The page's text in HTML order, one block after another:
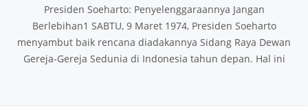
Presiden Soeharto: Penyelenggaraannya Jangan
Berlebihan1 SABTU, 9 Maret 1974, Presiden Soeharto
menyambut baik rencana diadakannya Sidang Raya Dewan
Gereja-Gereja Sedunia di Indonesia tahun depan. Hal ini